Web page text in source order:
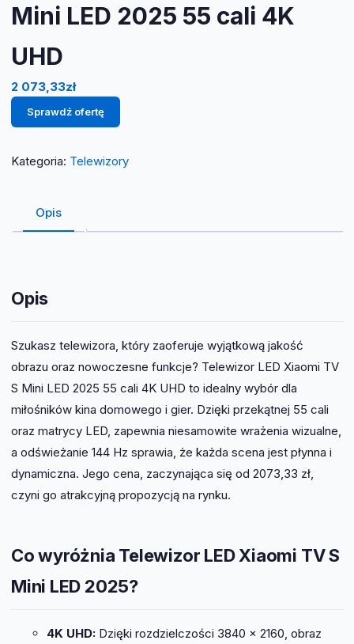
Mini LED 2025 55 cali 4K
UHD
2 073,33zł
Sprawdź ofertę
Kategoria: Telewizory
Opis
Opis
Szukasz telewizora, który zaoferuje wyjątkową jakość
obrazu oraz nowoczesne funkcje? Telewizor LED Xiaomi TV
S Mini LED 2025 55 cali 4K UHD to idealny wybór dla
miłośników kina domowego i gier. Dzięki przekątnej 55 cali
oraz matrycy LED, zapewnia niesamowite wrażenia wizualne,
a odświeżanie 144 Hz sprawia, że każda scena jest płynna i
dynamiczna. Jego cena, zaczynająca się od 2073,33 zł,
czyni go atrakcyjną propozycją na rynku.
Co wyróżnia Telewizor LED Xiaomi TV S
Mini LED 2025?
4K UHD: Dzięki rozdzielczości 3840 x 2160, obraz